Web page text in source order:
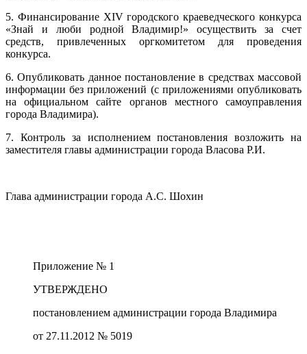
5. Финансирование XIVгородского краеведческого конкурса
«Знай и люби родной Владимир!» осуществить за счет
средств, привлеченных оргкомитетом для проведения
конкурса.
6. Опубликовать данное постановление в средствах массовой
информации без приложений (с приложениями опубликовать
на официальном сайте органов местного самоуправления
города Владимира).
7. Контроль за исполнением постановления возложить на
заместителя главы администрации города Власова Р.И.
Глава администрации города А.С. Шохин
Приложение № 1
УТВЕРЖДЕНО
постановлением администрации города Владимира
от 27.11.2012 № 5019